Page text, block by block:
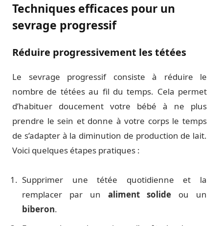
Techniques efficaces pour un
sevrage progressif
Réduire progressivement les tétées
Le sevrage progressif consiste à réduire le
nombre de tétées au fil du temps. Cela permet
d’habituer doucement votre bébé à ne plus
prendre le sein et donne à votre corps le temps
de s’adapter à la diminution de production de lait.
Voici quelques étapes pratiques :
Supprimer une tétée quotidienne et la
remplacer par un aliment solide ou un
biberon.